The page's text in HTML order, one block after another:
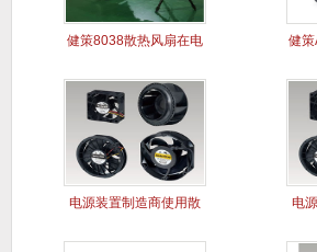
健策8038散热风扇在电 健
电源装置制造商使用散 电